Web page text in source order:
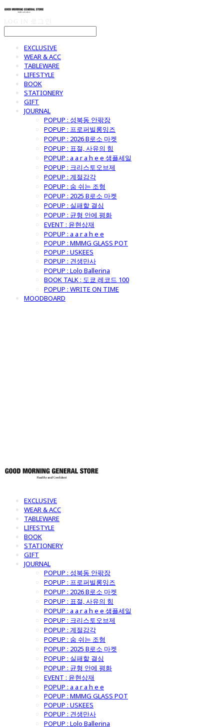
EXCLUSIVE
WEAR & ACC
TABLEWARE
LIFESTYLE
BOOK
STATIONERY
GIFT
JOURNAL
POPUP : 성북동 안팎장
POPUP : 프로퍼빌롱잉즈
POPUP : 2026 B로소 마켓
POPUP : 표절, 사유의 힘
POPUP : a a r a h e e 샘플세일
POPUP : 크리스토오브제
POPUP : 계절감각
POPUP : 숨 쉬는 조형
POPUP : 2025 B로소 마켓
POPUP : 실패할 결심
POPUP : 균형 안에 평화
EVENT : 윤현상재
POPUP : a a r a h e e
POPUP : MMMG GLASS POT
POPUP : USKEES
POPUP : 견생만사
POPUP : Lolo Ballerina
BOOK TALK : 도쿄 레코드 100
POPUP : WRITE ON TIME
MOODBOARD
EXCLUSIVE
WEAR & ACC
TABLEWARE
LIFESTYLE
BOOK
STATIONERY
GIFT
JOURNAL
POPUP : 성북동 안팎장
POPUP : 프로퍼빌롱잉즈
POPUP : 2026 B로소 마켓
POPUP : 표절, 사유의 힘
POPUP : a a r a h e e 샘플세일
POPUP : 크리스토오브제
POPUP : 계절감각
POPUP : 숨 쉬는 조형
POPUP : 2025 B로소 마켓
POPUP : 실패할 결심
POPUP : 균형 안에 평화
EVENT : 윤현상재
POPUP : a a r a h e e
POPUP : MMMG GLASS POT
POPUP : USKEES
POPUP : 견생만사
POPUP : Lolo Ballerina